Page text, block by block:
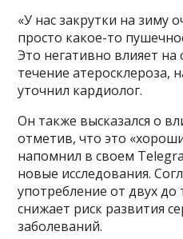
«У нас закрутки на зиму
просто какое-то
Это негативно влияет на
течение
уточнил кардиолог.
Он также высказался о
отметив, что это
напомнил в своем
новые исследования.
употребление от двух
снижает риск развития
заболеваний.